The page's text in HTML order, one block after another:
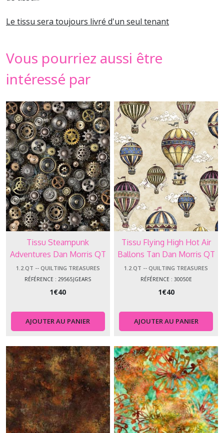
Le tissu sera toujours livré d'un seul tenant
Vous pourriez aussi être
intéressé par
Tissu Steampunk
Adventures Dan Morris QT
Fabrics 29565 J Black Gears
1.2.QT -- QUILTING TREASURES
RÉFÉRENCE : 29565JGEARS
1€40
AJOUTER AU PANIER
Tissu Flying High Hot Air
Ballons Tan Dan Morris QT
Fabrics 30050E
1.2.QT -- QUILTING TREASURES
RÉFÉRENCE : 30050E
1€40
AJOUTER AU PANIER